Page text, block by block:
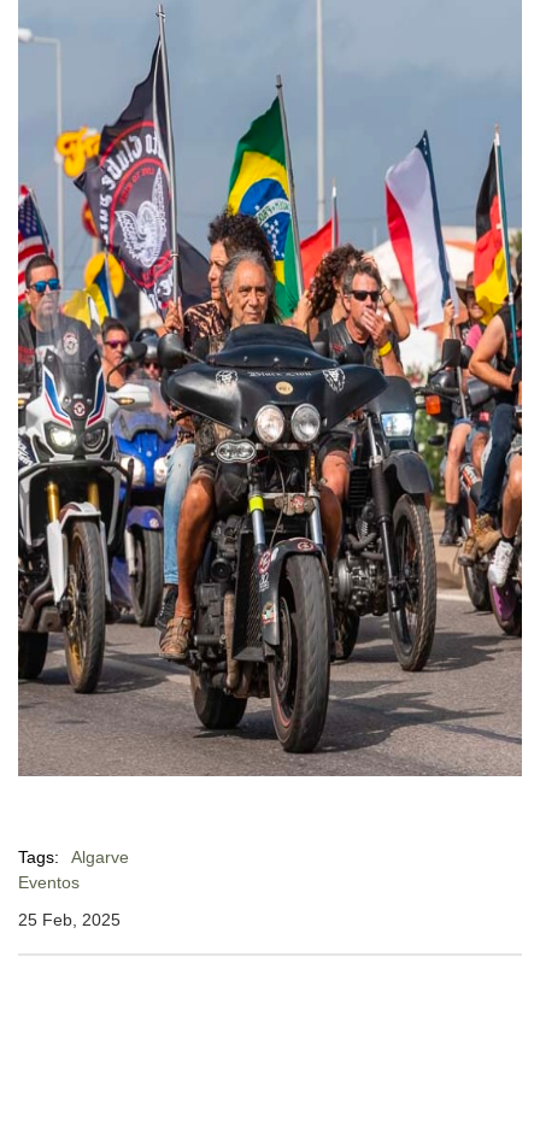
Tags:
Algarve
Eventos
25 Feb, 2025